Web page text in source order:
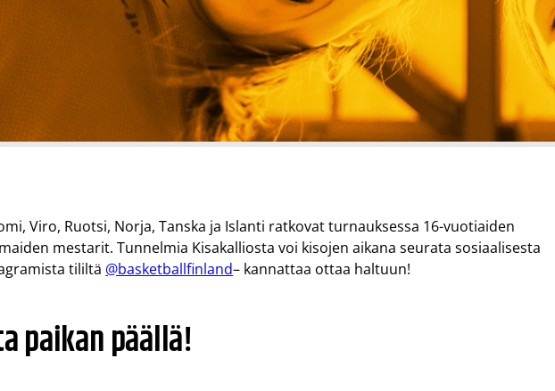
Viro, Ruotsi, Norja, Tanska ja Islanti ratkovat turnauksessa 16-vuotiaiden
mestarit. Tunnelmia Kisakalliosta voi kisojen aikana seurata sosiaalisesta
tililtä @basketballfinland– kannattaa ottaa haltuun!
paikan päällä!